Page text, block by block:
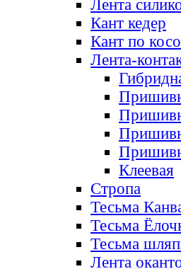
Лента
Кант кедер
Кант по
Лента-
Клеевая
Стропа
Тесьма
Тесьма
Тесьма
Лента